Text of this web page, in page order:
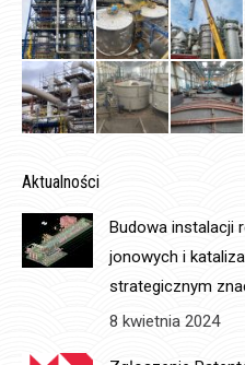
Aktualności
Budowa instalacji
jonowych i
strategicznym
8 kwietnia 2024